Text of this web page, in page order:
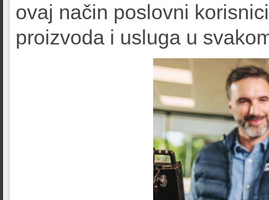
ovaj način poslovni
proizvoda i usluga u